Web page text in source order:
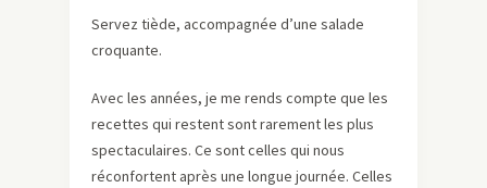
Servez tiède, accompagnée d’une salade
croquante.
Avec les années, je me rends compte que les
recettes qui restent sont rarement les plus
spectaculaires. Ce sont celles qui nous
réconfortent après une longue journée. Celles